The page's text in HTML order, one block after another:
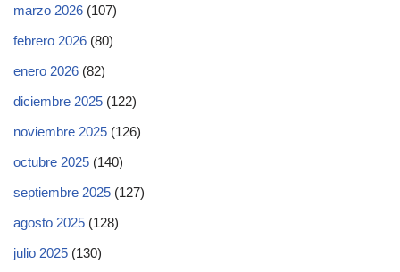
marzo 2026 (107)
febrero 2026 (80)
enero 2026 (82)
diciembre 2025 (122)
noviembre 2025 (126)
octubre 2025 (140)
septiembre 2025 (127)
agosto 2025 (128)
julio 2025 (130)